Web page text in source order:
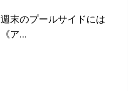
週末のプールサイドには
《ア...